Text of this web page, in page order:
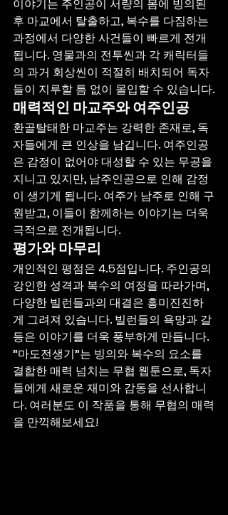
이야기는 주인공이 서량의 몸에 빙의된
후 마교에서 탈출하고, 복수를 다짐하는
과정에서 다양한 사건들이 빠르게 전개
됩니다. 영물과의 전투씬과 각 캐릭터들
의 과거 회상씬이 적절히 배치되어 독자
들이 지루할 틈 없이 몰입할 수 있습니다.
매력적인 마교주와 여주인공
환골탈태한 마교주는 강력한 존재로, 독
자들에게 큰 인상을 남깁니다. 여주인공
은 감정이 없어야 대성할 수 있는 무공을
지니고 있지만, 남주인공으로 인해 감정
이 생기게 됩니다. 여주가 남주로 인해 구
원받고, 이들이 함께하는 이야기는 더욱
극적으로 전개됩니다.
평가와 마무리
개인적인 평점은 4.5점입니다. 주인공의
강인한 성격과 복수의 여정을 따라가며,
다양한 빌런들과의 대결은 흥미진진하
게 그려져 있습니다. 빌런들의 욕망과 갈
등은 이야기를 더욱 풍부하게 만듭니다.
"마도전생기"는 빙의와 복수의 요소를
결합한 매력 넘치는 무협 웹툰으로, 독자
들에게 새로운 재미와 감동을 선사합니
다. 여러분도 이 작품을 통해 무협의 매력
을 만끽해보세요!